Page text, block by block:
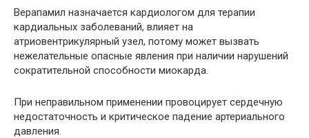
Верапамил назначается кардиологом для терапии
кардиальных заболеваний, влияет на
атриовентрикулярный узел, потому может вызвать
нежелательные опасные явления при наличии нарушений
сократительной способности миокарда.
При неправильном применении провоцирует сердечную
недостаточность и критическое падение артериального
давления.